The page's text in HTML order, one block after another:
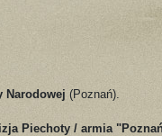
Narodowej (Poznań).
Piechoty / armia